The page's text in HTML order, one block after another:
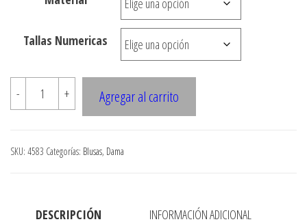
desde
$3.290
$7.900
Tallas Numericas
-
4583
Blusa
Corse
cantidad
+ Agregar al carrito
SKU: 4583 Categorías: Blusas, Dama
DESCRIPCIÓN INFORMACIÓN ADICIONAL